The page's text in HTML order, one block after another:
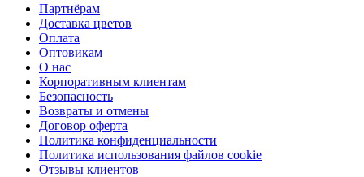
Партнёрам
Доставка цветов
Оплата
Оптовикам
О нас
Корпоративным клиентам
Безопасность
Возвраты и отмены
Договор оферта
Политика конфиденциальности
Политика использования файлов cookie
Отзывы клиентов